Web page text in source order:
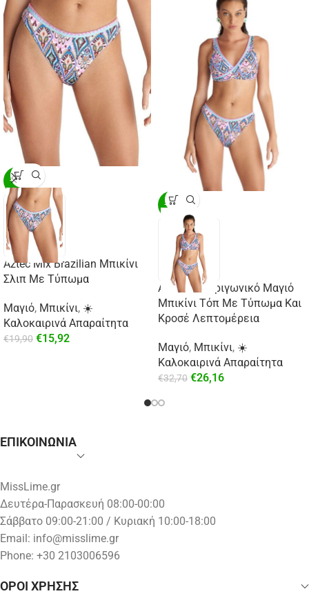
-20%
Aztec Mix Brazilian Μπικίνι
Σλιπ Με Τύπωμα
Μαγιό, Μπικίνι, ☀️
Καλοκαιρινά Απαραίτητα
€19,90 €15,92
-20%
Aztec Mix Τριγωνικό Μαγιό
Μπικίνι Τόπ Με Τύπωμα Και
Κροσέ Λεπτομέρεια
Μαγιό, Μπικίνι, ☀️
Καλοκαιρινά Απαραίτητα
€32,70 €26,16
ΕΠΙΚΟΙΝΩΝΙΑ
MissLime.gr
Δευτέρα-Παρασκευή 08:00-00:00
Σάββατο 09:00-21:00 / Κυριακή 10:00-18:00
Email: info@misslime.gr
Phone: +30 2103006596
ΟΡΟΙ ΧΡΗΣΗΣ